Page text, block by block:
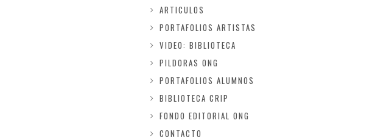
ARTICULOS
PORTAFOLIOS ARTISTAS
VIDEO: BIBLIOTECA
PILDORAS ONG
PORTAFOLIOS ALUMNOS
BIBLIOTECA CRIP
FONDO EDITORIAL ONG
CONTACTO